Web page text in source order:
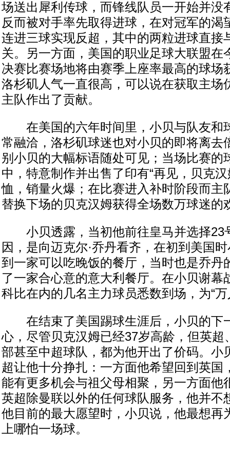
场送出犀利传球，而锋线队员一开始并没
反而被对手率先取得进球，在对冠军的渴
连进三球实现反超，其中的两粒进球直接
关。另一方面，美国的职业足球大联盟在
决赛比赛场地将由赛季上座率最高的球场
洛杉矶人气一直很高，可以说在获取主场
主队作出了贡献。
在美国的六年时间里，小贝与队友和
常融洽，洛杉矶球迷也对小贝的即将离去
别小贝的大幅标语随处可见；当场比赛的
中，特意制作并出售了印有“再见，贝克
恤，销量火爆；在比赛进入补时阶段而主
替换下场的贝克汉姆获得全场数万球迷的
小贝透露，当初他前往皇马并选择23
因，是向迈克尔·乔丹看齐，在初到美国
到一家可以吃晚饭的餐厅，当时也是乔丹
了一家合心意的意大利餐厅。在小贝谢幕
科比在内的几名主力球员悉数到场，为“万
在结束了美国踢球生涯后，小贝的下
心，尽管贝克汉姆已经37岁高龄，但英超
部甚至中超球队，都为他开出了价码。小
超让他十分挣扎：一方面他希望回到英国
能有更多机会与祖父母相聚，另一方面他
英超除曼联以外的任何球队服务，他并不
他目前的最大愿望时，小贝说，他最想再
上哪怕一场球。